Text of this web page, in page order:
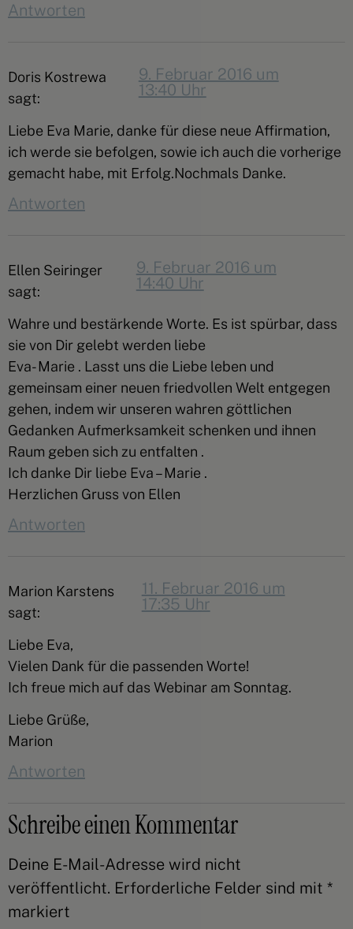
Antworten
Doris Kostrewa
sagt:
9. Februar 2016 um
13:40 Uhr
Liebe Eva Marie, danke für diese neue Affirmation,
ich werde sie befolgen, sowie ich auch die vorherige
gemacht habe, mit Erfolg.Nochmals Danke.
Antworten
Ellen Seiringer
sagt:
9. Februar 2016 um
14:40 Uhr
Wahre und bestärkende Worte. Es ist spürbar, dass
sie von Dir gelebt werden liebe
Eva- Marie . Lasst uns die Liebe leben und
gemeinsam einer neuen friedvollen Welt entgegen
gehen, indem wir unseren wahren göttlichen
Gedanken Aufmerksamkeit schenken und ihnen
Raum geben sich zu entfalten .
Ich danke Dir liebe Eva – Marie .
Herzlichen Gruss von Ellen
Antworten
Marion Karstens
sagt:
11. Februar 2016 um
17:35 Uhr
Liebe Eva,
Vielen Dank für die passenden Worte!
Ich freue mich auf das Webinar am Sonntag.
Liebe Grüße,
Marion
Antworten
Schreibe einen Kommentar
Deine E-Mail-Adresse wird nicht
veröffentlicht. Erforderliche Felder sind mit *
markiert